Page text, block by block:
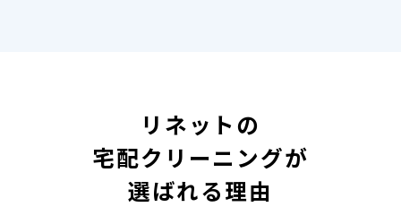
リネットの
宅配クリーニングが
選ばれる理由